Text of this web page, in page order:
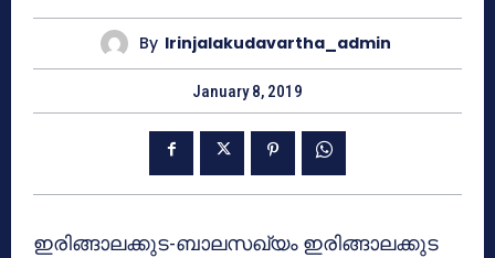
By Irinjalakudavartha_admin
January 8, 2019
ഇരിങ്ങാലക്കുട-ബാലസഖ്യം ഇരിങ്ങാലക്കുട